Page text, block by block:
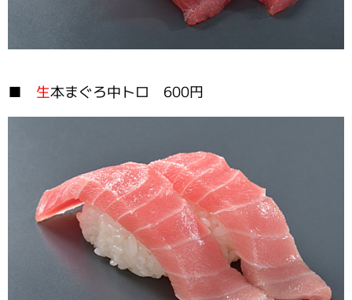
■ 生本まぐろ中トロ 600円